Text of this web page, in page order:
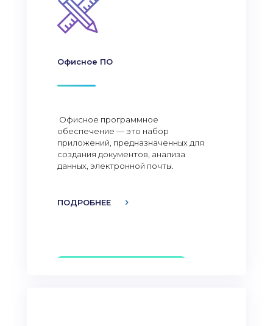
Офисное ПО
Офисное программное
обеспечение — это набор
приложений, предназначенных для
создания документов, анализа
данных, электронной почты.
ПОДРОБНЕЕ